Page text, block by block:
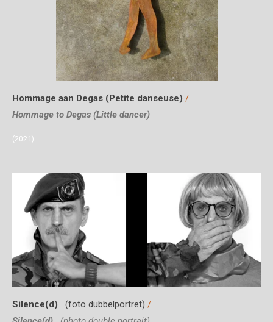
Hommage aan Degas (Petite danseuse) /
Hommage to Degas (Little dancer)
(2021)
Silence(d) (foto dubbelportret) /